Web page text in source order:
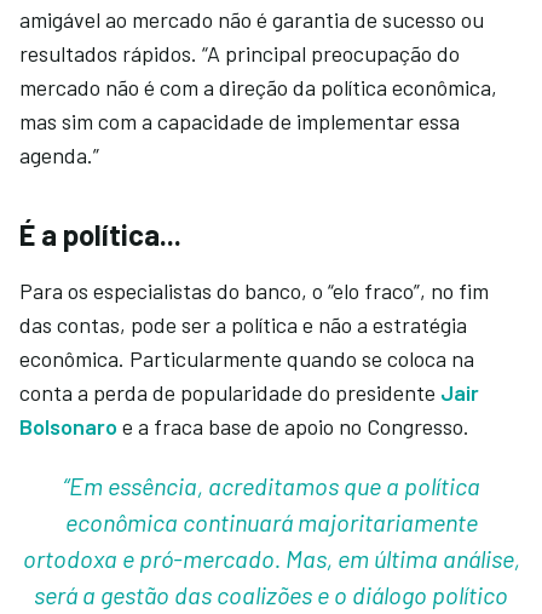
amigável ao mercado não é garantia de sucesso ou
resultados rápidos. “A principal preocupação do
mercado não é com a direção da política econômica,
mas sim com a capacidade de implementar essa
agenda.”
É a política...
Para os especialistas do banco, o “elo fraco”, no fim
das contas, pode ser a política e não a estratégia
econômica. Particularmente quando se coloca na
conta a perda de popularidade do presidente Jair
Bolsonaro e a fraca base de apoio no Congresso.
“Em essência, acreditamos que a política
econômica continuará majoritariamente
ortodoxa e pró-mercado. Mas, em última análise,
será a gestão das coalizões e o diálogo político